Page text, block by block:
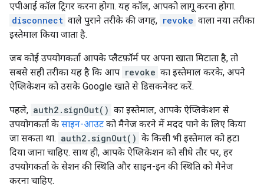
एपीआई कॉल ट्रिगर करना होगा. यह कॉल, आपको लागू करना होगा.
disconnect वाले पुराने तरीके की जगह, revoke वाला नया तरीका
इस्तेमाल किया जाता है.
जब कोई उपयोगकर्ता आपके प्लैटफ़ॉर्म पर अपना खाता मिटाता है, तो
सबसे सही तरीका यह है कि आप revoke का इस्तेमाल करके, अपने
ऐप्लिकेशन को उसके Google खाते से डिसकनेक्ट करें.
पहले, auth2.signOut() का इस्तेमाल, आपके ऐप्लिकेशन से
उपयोगकर्ता के साइन-आउट को मैनेज करने में मदद पाने के लिए किया
जा सकता था. auth2.signOut() के किसी भी इस्तेमाल को हटा
दिया जाना चाहिए. साथ ही, आपके ऐप्लिकेशन को सीधे तौर पर, हर
उपयोगकर्ता के सेशन की स्थिति और साइन-इन की स्थिति को मैनेज
करना चाहिए.